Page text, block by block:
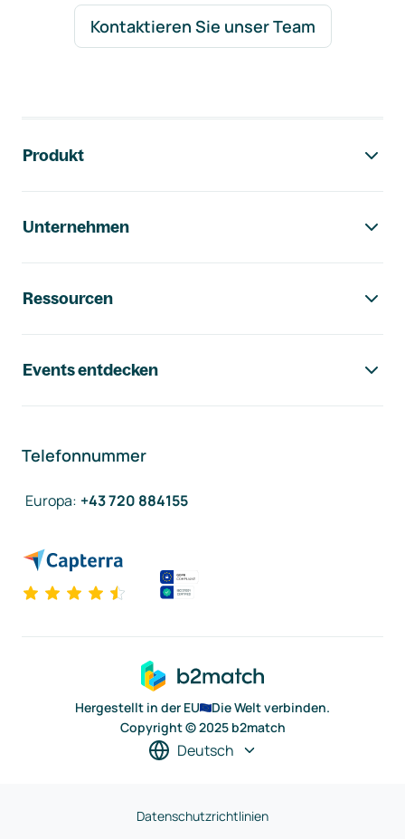
Kontaktieren Sie unser Team
Produkt
Unternehmen
Ressourcen
Events entdecken
Telefonnummer
Europa: +43 720 884155
Hergestellt in der EU
Die Welt verbinden.
Copyright © 2025 b2match
Deutsch
Datenschutzrichtlinien